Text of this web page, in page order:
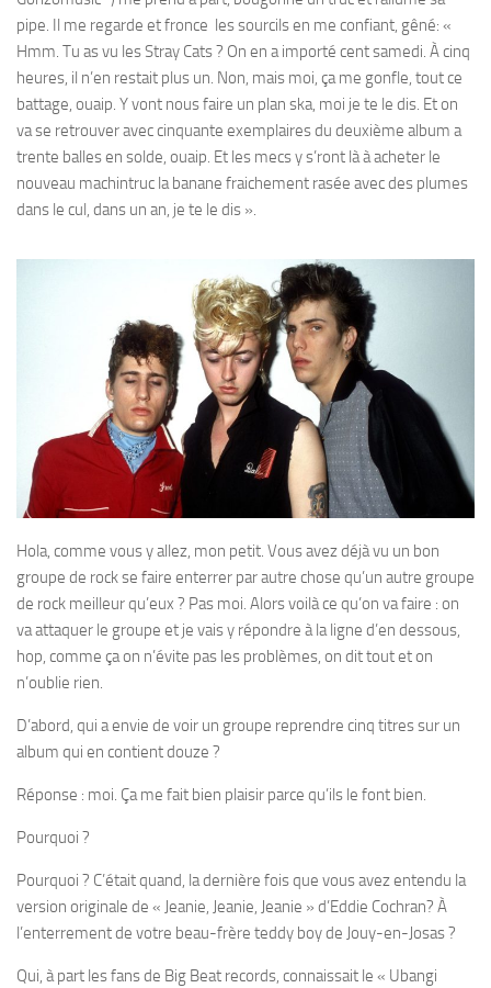
pipe. Il me regarde et fronce les sourcils en me confiant, gêné: «
Hmm. Tu as vu les Stray Cats ? On en a importé cent samedi. À cinq
heures, il n’en restait plus un. Non, mais moi, ça me gonfle, tout ce
battage, ouaip. Y vont nous faire un plan ska, moi je te le dis. Et on
va se retrouver avec cinquante exemplaires du deuxième album a
trente balles en solde, ouaip. Et les mecs y s’ront là à acheter le
nouveau machintruc la banane fraichement rasée avec des plumes
dans le cul, dans un an, je te le dis ».
Hola, comme vous y allez, mon petit. Vous avez déjà vu un bon
groupe de rock se faire enterrer par autre chose qu’un autre groupe
de rock meilleur qu’eux ? Pas moi. Alors voilà ce qu’on va faire : on
va attaquer le groupe et je vais y répondre à la ligne d’en dessous,
hop, comme ça on n’évite pas les problèmes, on dit tout et on
n’oublie rien.
D’abord, qui a envie de voir un groupe reprendre cinq titres sur un
album qui en contient douze ?
Réponse : moi. Ça me fait bien plaisir parce qu’ils le font bien.
Pourquoi ?
Pourquoi ? C’était quand, la dernière fois que vous avez entendu la
version originale de « Jeanie, Jeanie, Jeanie » d’Eddie Cochran? À
l’enterrement de votre beau-frère teddy boy de Jouy-en-Josas ?
Qui, à part les fans de Big Beat records, connaissait le « Ubangi